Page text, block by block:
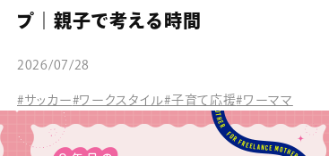
プ｜親子で考える時間
2026/07/28
#サッカー#ワークスタイル#子育て応援#ワーママ